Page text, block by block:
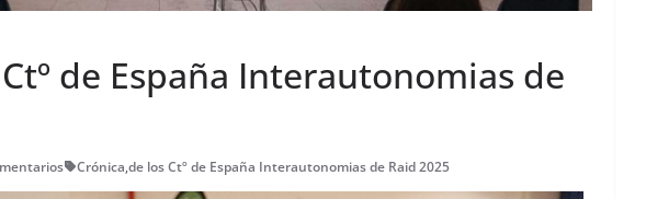
de España Interautonomias de
Crónica,de los Ctº de España Interautonomias de Raid 2025